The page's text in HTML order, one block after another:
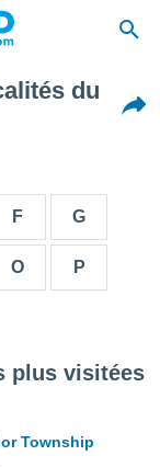
du
F G
O P
plus visitées
Township